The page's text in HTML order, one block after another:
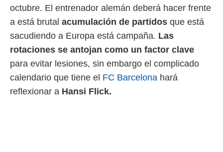
octubre. El entrenador alemán deberá hacer frente
a está brutal acumulación de partidos que está
sacudiendo a Europa está campaña. Las
rotaciones se antojan como un factor clave
para evitar lesiones, sin embargo el complicado
calendario que tiene el FC Barcelona hará
reflexionar a Hansi Flick.